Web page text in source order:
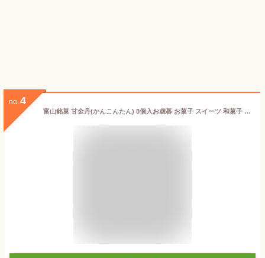
no. 4
富山銘菓 甘金丹(かんこんたん) 8個入お歳暮 お菓子 スイーツ 和菓子 ≪ 内祝い 出産内祝い 結婚内祝い 新築 お祝い お返し ご挨拶 お中元 御中元 夏ギフト お歳暮 御歳暮 お年賀 お土産 帰省土産 贈り物 ≫ 個包装 詰め合わせ セット 美味しい